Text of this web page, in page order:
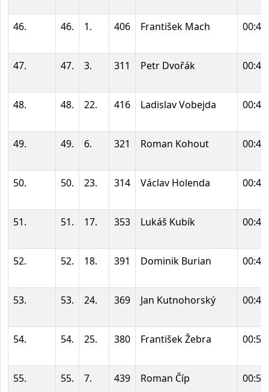
46. 46. 1. 406 František Mach
47. 47. 3. 311 Petr Dvořák
48. 48. 22. 416 Ladislav Vobejda
49. 49. 6. 321 Roman Kohout
50. 50. 23. 314 Václav Holenda
51. 51. 17. 353 Lukáš Kubík
52. 52. 18. 391 Dominik Burian
53. 53. 24. 369 Jan Kutnohorský
54. 54. 25. 380 František Žebra
55. 55. 7. 439 Roman Číp